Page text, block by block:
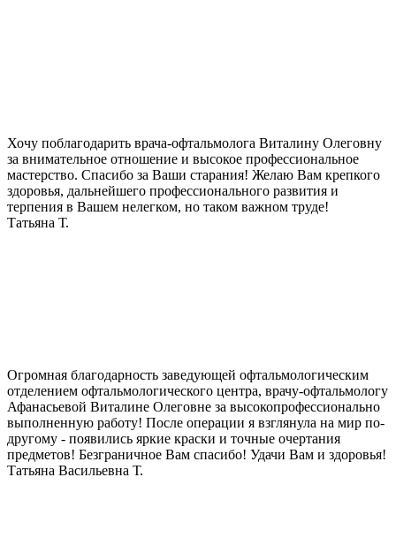
Хочу поблагодарить врача-офтальмолога Виталину Олеговну
за внимательное отношение и высокое профессиональное
мастерство. Спасибо за Ваши старания! Желаю Вам крепкого
здоровья, дальнейшего профессионального развития и
терпения в Вашем нелегком, но таком важном труде!
Татьяна Т.
Огромная благодарность заведующей офтальмологическим
отделением офтальмологического центра, врачу-офтальмологу
Афанасьевой Виталине Олеговне за высокопрофессионально
выполненную работу! После операции я взглянула на мир по-
другому - появились яркие краски и точные очертания
предметов! Безграничное Вам спасибо! Удачи Вам и здоровья!
Татьяна Васильевна Т.